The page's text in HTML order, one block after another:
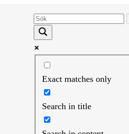
Exact matches only
Search in title